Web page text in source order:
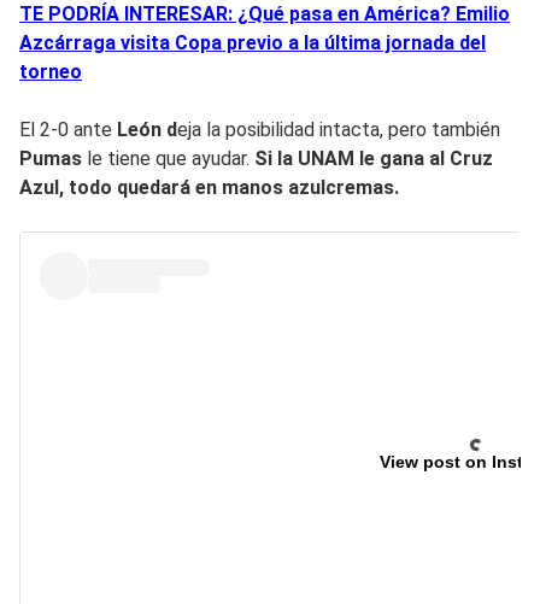
TE PODRÍA INTERESAR: ¿Qué pasa en América? Emilio
Azcárraga visita Copa previo a la última jornada del
torneo
El 2-0 ante León deja la posibilidad intacta, pero también
Pumas le tiene que ayudar. Si la UNAM le gana al Cruz
Azul, todo quedará en manos azulcremas.
View post on